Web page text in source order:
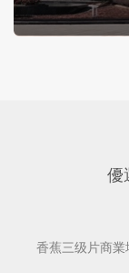
優
香蕉三级片商業